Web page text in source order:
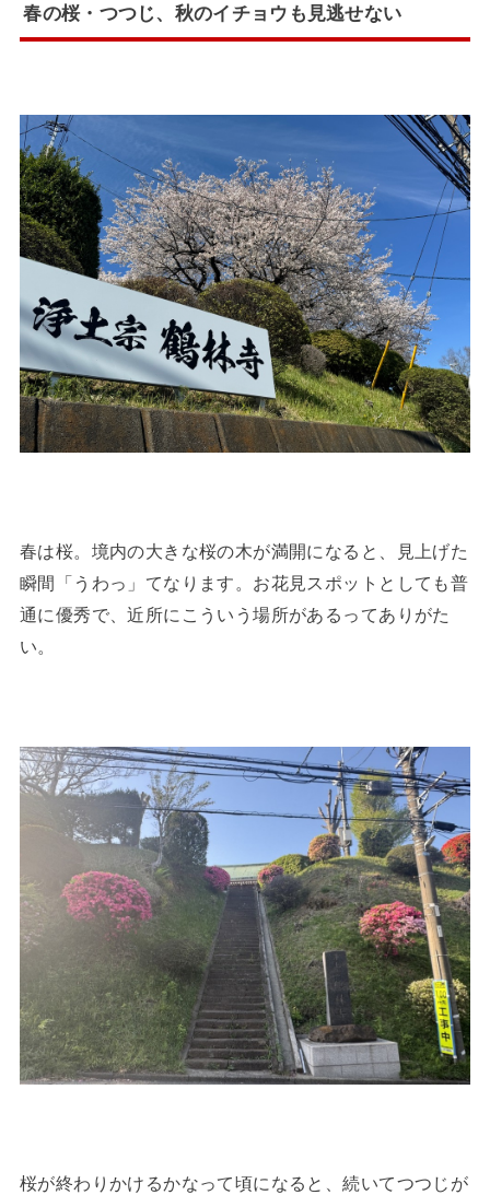
春の桜・つつじ、秋のイチョウも見逃せない
春は桜。境内の大きな桜の木が満開になると、見上げた
瞬間「うわっ」てなります。お花見スポットとしても普
通に優秀で、近所にこういう場所があるってありがた
い。
桜が終わりかけるかなって頃になると、続いてつつじが